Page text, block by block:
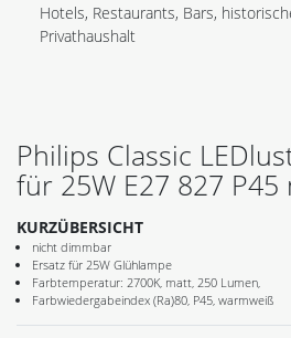
Hotels, Restaurants, Bars,
Privathaushalt
Philips Classic
für 25W E27 827 P45
KURZÜBERSICHT
nicht dimmbar
Ersatz für 25W Glühlampe
Farbtemperatur: 2700K, matt, 250 Lumen,
Farbwiedergabeindex (Ra)80, P45, warmweiß